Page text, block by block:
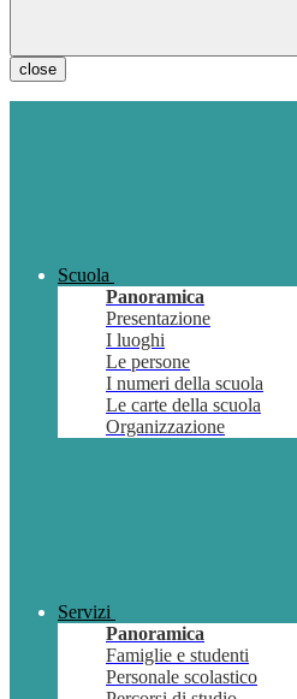
close
Scuola
Panoramica
Presentazione
I luoghi
Le persone
I numeri della scuola
Le carte della scuola
Organizzazione
Servizi
Panoramica
Famiglie e studenti
Personale scolastico